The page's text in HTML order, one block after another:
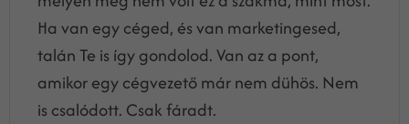
Ha van egy céged, és van marketingesed,
talán Te is így gondolod. Van az a pont,
amikor egy cégvezető már nem dühös. Nem
is csalódott. Csak fáradt.